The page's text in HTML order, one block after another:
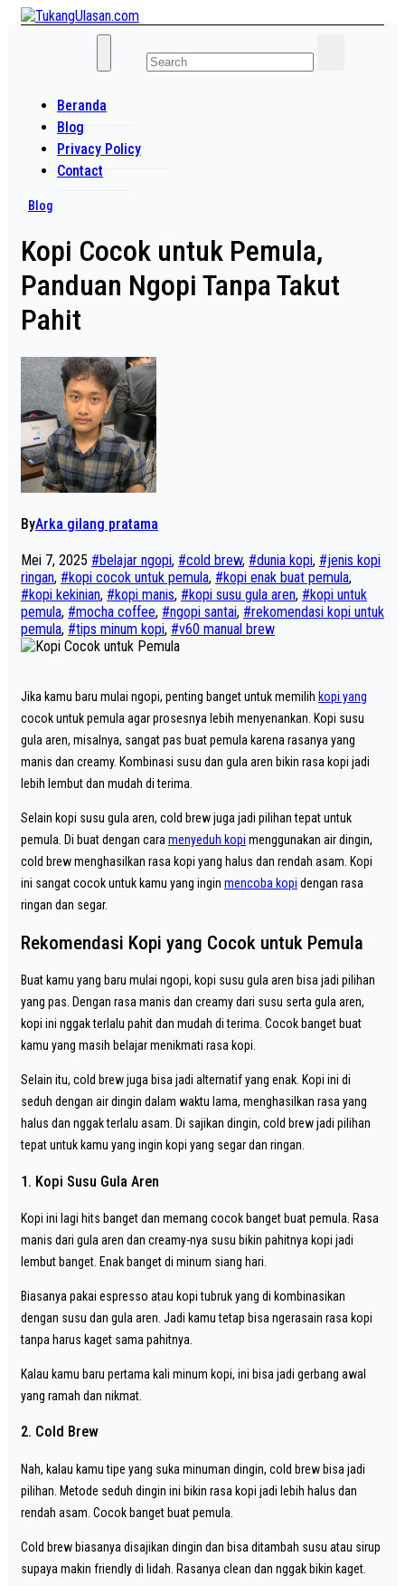
Skip
TukangUlasan.com
Beranda
Blog
Privacy Policy
Contact
Blog
Kopi Cocok untuk Pemula,
Panduan Ngopi Tanpa Takut
Pahit
ByArka gilang pratama
Mei 7, 2025 #belajar ngopi, #cold brew, #dunia kopi, #jenis kopi
ringan, #kopi cocok untuk pemula, #kopi enak buat pemula,
#kopi kekinian, #kopi manis, #kopi susu gula aren, #kopi untuk
pemula, #mocha coffee, #ngopi santai, #rekomendasi kopi untuk
pemula, #tips minum kopi, #v60 manual brew
Jika kamu baru mulai ngopi, penting banget untuk memilih kopi yang
cocok untuk pemula agar prosesnya lebih menyenankan. Kopi susu
gula aren, misalnya, sangat pas buat pemula karena rasanya yang
manis dan creamy. Kombinasi susu dan gula aren bikin rasa kopi jadi
lebih lembut dan mudah di terima.
Selain kopi susu gula aren, cold brew juga jadi pilihan tepat untuk
pemula. Di buat dengan caramenyeduh kopi menggunakan air dingin,
cold brew menghasilkan rasa kopi yang halus dan rendah asam. Kopi
ini sangat cocok untuk kamu yang ingin mencoba kopi dengan rasa
ringan dan segar.
Rekomendasi Kopi yang Cocok untuk Pemula
Buat kamu yang baru mulai ngopi, kopi susu gula aren bisa jadi pilihan
yang pas. Dengan rasa manis dan creamy dari susu serta gula aren,
kopi ini nggak terlalu pahit dan mudah di terima. Cocok banget buat
kamu yang masih belajar menikmati rasa kopi.
Selain itu, cold brew juga bisa jadi alternatif yang enak. Kopi ini di
seduh dengan air dingin dalam waktu lama, menghasilkan rasa yang
halus dan nggak terlalu asam. Di sajikan dingin, cold brew jadi pilihan
tepat untuk kamu yang ingin kopi yang segar dan ringan.
1. Kopi Susu Gula Aren
Kopi ini lagi hits banget dan memang cocok banget buat pemula. Rasa
manis dari gula aren dan creamy-nya susu bikin pahitnya kopi jadi
lembut banget. Enak banget di minum siang hari.
Biasanya pakai espresso atau kopi tubruk yang di kombinasikan
dengan susu dan gula aren. Jadi kamu tetap bisa ngerasain rasa kopi
tanpa harus kaget sama pahitnya.
Kalau kamu baru pertama kali minum kopi, ini bisa jadi gerbang awal
yang ramah dan nikmat.
2. Cold Brew
Nah, kalau kamu tipe yang suka minuman dingin, cold brew bisa jadi
pilihan. Metode seduh dingin ini bikin rasa kopi jadi lebih halus dan
rendah asam. Cocok banget buat pemula.
Cold brew biasanya disajikan dingin dan bisa ditambah susu atau sirup
supaya makin friendly di lidah. Rasanya clean dan nggak bikin kaget.